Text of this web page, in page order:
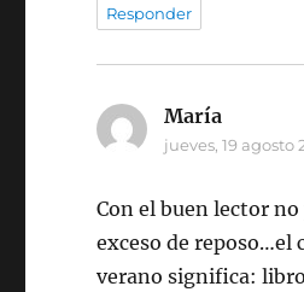
Responder
María
jueves, 19 agosto
Con el buen lector
exceso de reposo…el
verano significa: